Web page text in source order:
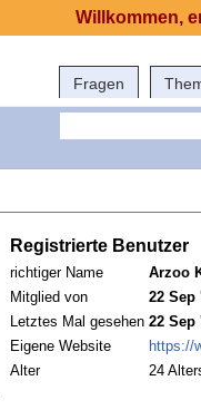
Fragen
Registrierte Benutzer
richtiger Name
Arzoo
Mitglied von
22 Sep
Letztes Mal gesehen 22 Sep
Eigene Website
https://
Alter
24
Willkommen,